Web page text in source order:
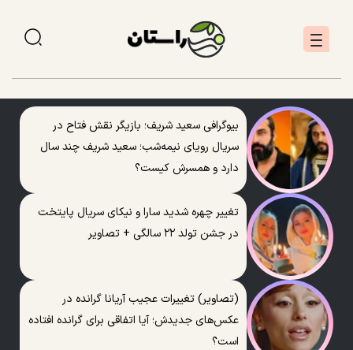
بیوگرافی سعید شریف؛ بازیگر نقش فتاح در
سریال رویای نیمه‌شب؛ سعید شریف چند سال
دارد و همسرش کیست؟
تغییر چهره شدید سارا و نیکای سریال پایتخت
در جشن تولد ۲۲ سالگی + تصاویر
(تصاویر) تغییرات عجیب آریانا گرانده در
عکس‌های جدیدش؛ آیا اتفاقی برای گرانده افتاده
است؟